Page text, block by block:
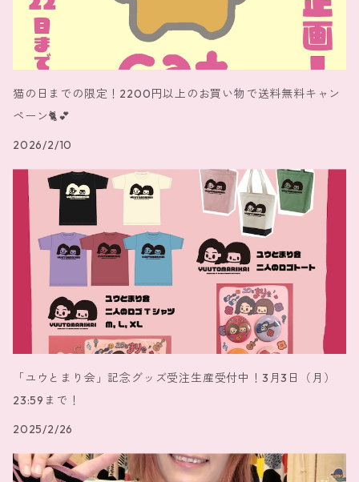
猫の日までの限定！2200円以上のお買い物で送料無料キャン
ペーン🐈️💕
2026/2/10
「ユウとまり会」記念グッズ受注生産受付中！3月3日（月）
23:59まで！
2025/2/26